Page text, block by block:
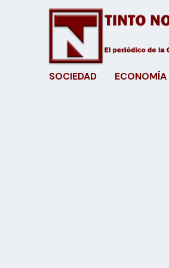
SOCIEDAD ECONOMÍA